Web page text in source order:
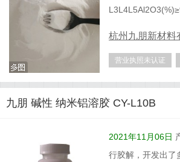
杭州九朋新材料
营业执照未认证
九朋 碱性 纳米铝溶胶 CY-L10B
2021年11月06日
行胶解，开发出了